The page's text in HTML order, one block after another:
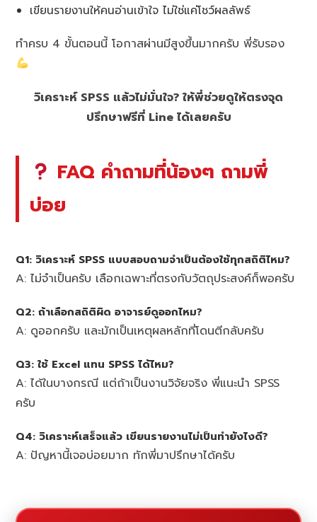
เขียนรายงานให้คนอ่านเข้าใจ ไม่ใช่แค่โชว์ผลลัพธ์
ทำครบ 4 ขั้นตอนนี้ โอกาสผ่านมีสูงขึ้นมากครับ พี่รับรอง
วิเคราะห์ SPSS แล้วไม่มั่นใจ? ให้พี่ช่วยดูให้ตรงจุด
ปรึกษาฟรีที่ Line ได้เลยครับ
FAQ คำถามที่น้องๆ ถามพี่
บ่อย
Q1: วิเคราะห์ SPSS แบบสอบถามจำเป็นต้องใช้ทุกสถิติไหม?
A: ไม่จำเป็นครับ เลือกเฉพาะที่ตรงกับวัตถุประสงค์ก็พอครับ
Q2: ถ้าเลือกสถิติผิด อาจารย์ดูออกไหม?
A: ดูออกครับ และมักเป็นเหตุผลหลักที่โดนตีกลับครับ
Q3: ใช้ Excel แทน SPSS ได้ไหม?
A: ได้ในบางกรณี แต่ถ้าเป็นงานวิจัยจริง พี่แนะนำ SPSS
ครับ
Q4: วิเคราะห์เสร็จแล้ว เขียนรายงานไม่เป็นทำยังไงดี?
A: ปัญหานี้เจอบ่อยมาก ทักพี่มาปรึกษาได้ครับ